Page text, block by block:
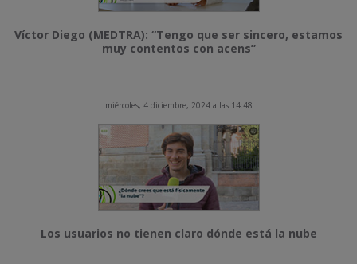
Víctor Diego (MEDTRA): “Tengo que ser sincero, estamos
muy contentos con acens”
miércoles, 4 diciembre, 2024 a las 14:48
Los usuarios no tienen claro dónde está la nube